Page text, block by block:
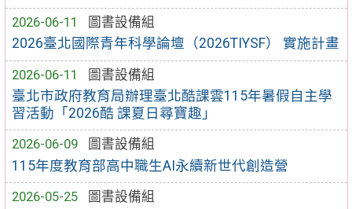
2026-06-11
圖書設備組
2026臺北國際青年科學論壇（2026TIYSF） 實施計畫
2026-06-11
圖書設備組
臺北市政府教育局辦理臺北酷課雲115年暑假自主學
習活動「2026酷 課夏日尋寶趣」
2026-06-09
圖書設備組
115年度教育部高中職生AI永續新世代創造營
2026-05-25
圖書設備組